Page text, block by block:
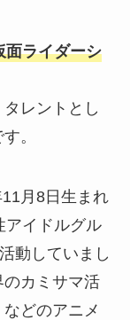
面ライダーシ
レントとし
。
月8日生まれ
アイドルグル
動していまし
カミサマ活
どのアニメ